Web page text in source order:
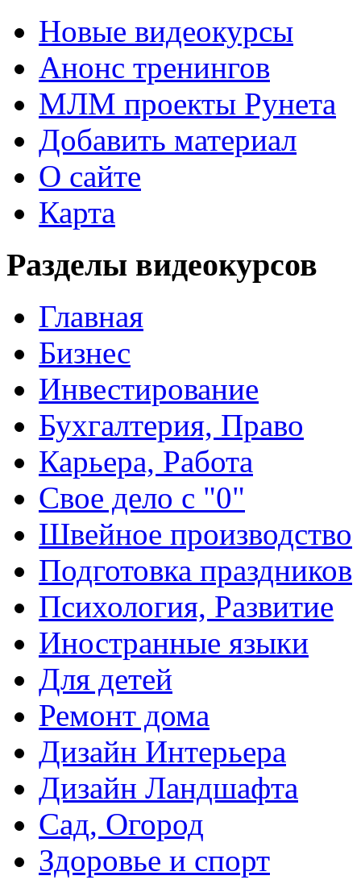
Новые видеокурсы
Анонс тренингов
МЛМ проекты Рунета
Добавить материал
О сайте
Карта
Разделы видеокурсов
Главная
Бизнес
Инвестирование
Бухгалтерия, Право
Карьера, Работа
Свое дело с "0"
Швейное производство
Подготовка праздников
Психология, Развитие
Иностранные языки
Для детей
Ремонт дома
Дизайн Интерьера
Дизайн Ландшафта
Сад, Огород
Здоровье и спорт